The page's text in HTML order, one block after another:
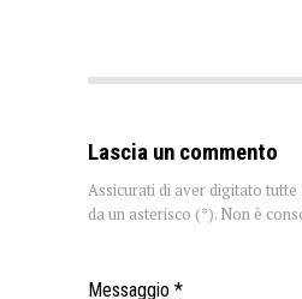
Lascia un commento
Assicurati di aver digitato
da un asterisco (*). Non è
Messaggio *